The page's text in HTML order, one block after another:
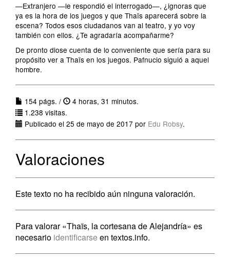
—Extranjero —le respondió el interrogado—, ¿ignoras que
ya es la hora de los juegos y que Thaïs aparecerá sobre la
escena? Todos esos ciudadanos van al teatro, y yo voy
también con ellos. ¿Te agradaría acompañarme?
De pronto diose cuenta de lo conveniente que sería para su
propósito ver a Thaïs en los juegos. Pafnucio siguió a aquel
hombre.
154 págs. /
4 horas, 31 minutos.
1.238 visitas.
Publicado el 25 de mayo de 2017 por Edu Robsy.
Valoraciones
Este texto no ha recibido aún ninguna valoración.
Para valorar «Thaïs, la cortesana de Alejandría» es
necesario identificarse en textos.info.